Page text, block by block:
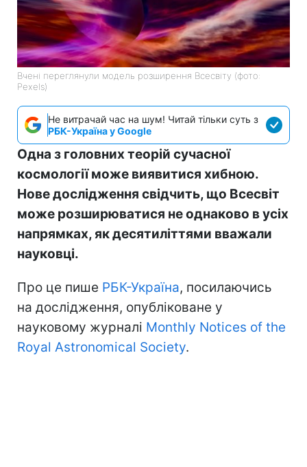
Вчені переглянули модель розширення Всесвіту (фото:
Pexels)
Не витрачай час на шум! Читай тільки суть з
РБК-Україна у Google
Одна з головних теорій сучасної
космології може виявитися хибною.
Нове дослідження свідчить, що Всесвіт
може розширюватися не однаково в усіх
напрямках, як десятиліттями вважали
науковці.
Про це пише РБК-Україна, посилаючись
на дослідження, опубліковане у
науковому журналі Monthly Notices of the
Royal Astronomical Society.